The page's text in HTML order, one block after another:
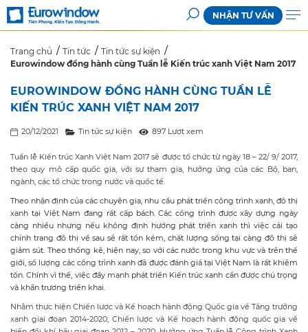
NHẬN TƯ VẤN
Trang chủ Tin tức
Tin tức sự kiện
Eurowindow đồng hành cùng Tuần lễ Kiến trúc xanh Việt Nam 2017
EUROWINDOW ĐỒNG HÀNH CÙNG TUẦN LỄ
KIẾN TRÚC XANH VIỆT NAM 2017
20/12/2021 Tin tức sự kiện 897 Lượt xem
Tuần lễ Kiến trúc Xanh Việt Nam 2017 sẽ được tổ chức từ ngày 18 – 22/ 9/ 2017,
theo quy mô cấp quốc gia, với sự tham gia, hưởng ứng của các Bộ, ban,
ngành, các tổ chức trong nước và quốc tế.
Theo nhận định của các chuyên gia, nhu cầu phát triển công trình xanh, đô thị
xanh tại Việt Nam đang rất cấp bách. Các công trình được xây dựng ngày
càng nhiều nhưng nếu không định hướng phát triển xanh thì việc cải tạo
chỉnh trang đô thị về sau sẽ rất tốn kém, chất lượng sống tại càng đô thị sẽ
giảm sút. Theo thống kê, hiện nay, so với các nước trong khu vực và trên thế
giới, số lượng các công trình xanh đã được đánh giá tại Việt Nam là rất khiêm
tốn. Chính vì thế, việc đẩy mạnh phát triển Kiến trúc xanh cần được chú trọng
và khẩn trương triển khai.
Nhằm thực hiện Chiến lược và Kế hoạch hành động Quốc gia về Tăng trưởng
xanh giai đoạn 2014-2020; Chiến lược và Kế hoạch hành động quốc gia về